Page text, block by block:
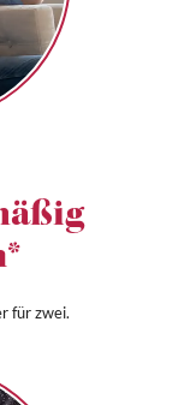
für zwei.